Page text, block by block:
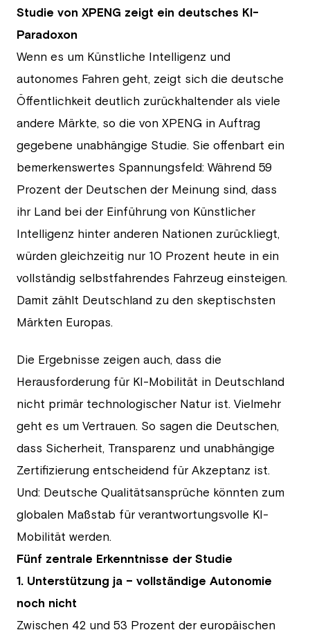
Studie von XPENG zeigt ein deutsches KI-
Paradoxon
Wenn es um Künstliche Intelligenz und
autonomes Fahren geht, zeigt sich die deutsche
Öffentlichkeit deutlich zurückhaltender als viele
andere Märkte, so die von XPENG in Auftrag
gegebene unabhängige Studie. Sie offenbart ein
bemerkenswertes Spannungsfeld: Während 59
Prozent der Deutschen der Meinung sind, dass
ihr Land bei der Einführung von Künstlicher
Intelligenz hinter anderen Nationen zurückliegt,
würden gleichzeitig nur 10 Prozent heute in ein
vollständig selbstfahrendes Fahrzeug einsteigen.
Damit zählt Deutschland zu den skeptischsten
Märkten Europas.
Die Ergebnisse zeigen auch, dass die
Herausforderung für KI-Mobilität in Deutschland
nicht primär technologischer Natur ist. Vielmehr
geht es um Vertrauen. So sagen die Deutschen,
dass Sicherheit, Transparenz und unabhängige
Zertifizierung entscheidend für Akzeptanz ist.
Und: Deutsche Qualitätsansprüche könnten zum
globalen Maßstab für verantwortungsvolle KI-
Mobilität werden.
Fünf zentrale Erkenntnisse der Studie
1. Unterstützung ja – vollständige Autonomie
noch nicht
Zwischen 42 und 53 Prozent der europäischen